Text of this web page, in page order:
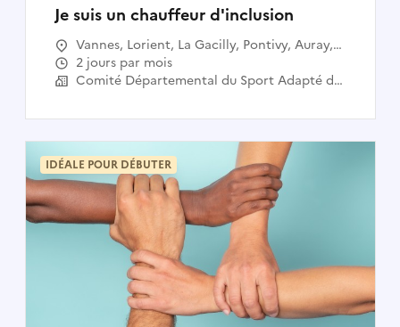
Je suis un chauffeur d'inclusion
Vannes, Lorient, La Gacilly, Pontivy, Auray,
Locminé, Lanester, Hennebont, Ploërmel,
Plouay, Priziac, Baud, Guidel, Arzon, Saint-
Josselin, Guer
2 jours par mois
Comité Départemental du Sport Adapté du Morbihan - CDSA 56
IDÉALE POUR DÉBUTER